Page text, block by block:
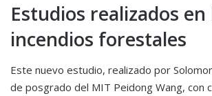
Estudios realizados en
incendios forestales
Este nuevo estudio, realizado por
de posgrado del MIT Peidong Wang, con